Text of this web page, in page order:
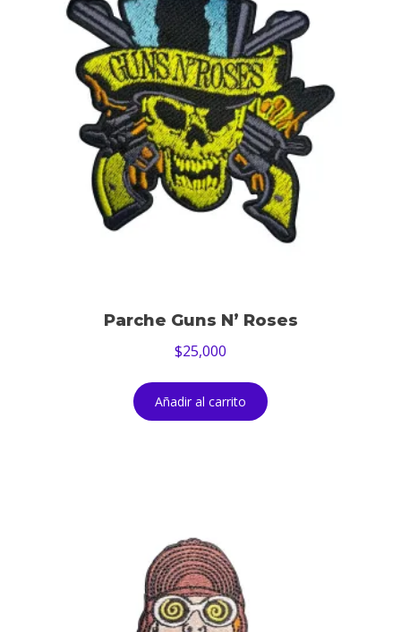
Parche Guns N’ Roses
$25,000
Añadir al carrito